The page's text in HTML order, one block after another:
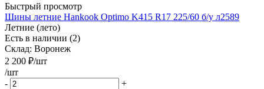
Быстрый просмотр
Шины летние Hankook Optimo K415 R17 225/60 б/у л2589
Летние (лето)
Есть в наличии (2)
Склад: Воронеж
2 200 ₽/шт
/шт
-
+